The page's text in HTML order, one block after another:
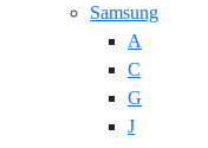
Samsung
A
C
G
J